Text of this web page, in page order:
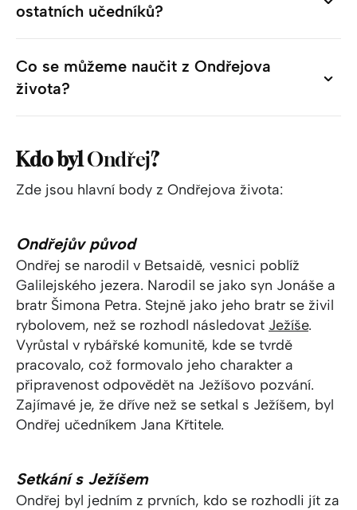
ostatních učedníků?
Co se můžeme naučit z Ondřejova
života?
ostatních učedníků?
Co se můžeme naučit z Ondřejova
života?
Kdo bylOndřej?
Zde jsou hlavní body z Ondřejova života:
Ondřejův původ
Ondřej se narodil v Betsaidě, vesnici poblíž
Galilejského jezera. Narodil se jako syn Jonáše a
bratr Šimona Petra. Stejně jako jeho bratr se živil
rybolovem, než se rozhodl následovat Ježíše.
Vyrůstal v rybářské komunitě, kde se tvrdě
pracovalo, což formovalo jeho charakter a
připravenost odpovědět na Ježíšovo pozvání.
Zajímavé je, že dříve než se setkal s Ježíšem, byl
Ondřej učedníkem Jana Křtitele.
Setkání s Ježíšem
Ondřej byl jedním z prvních, kdo se rozhodli jít za